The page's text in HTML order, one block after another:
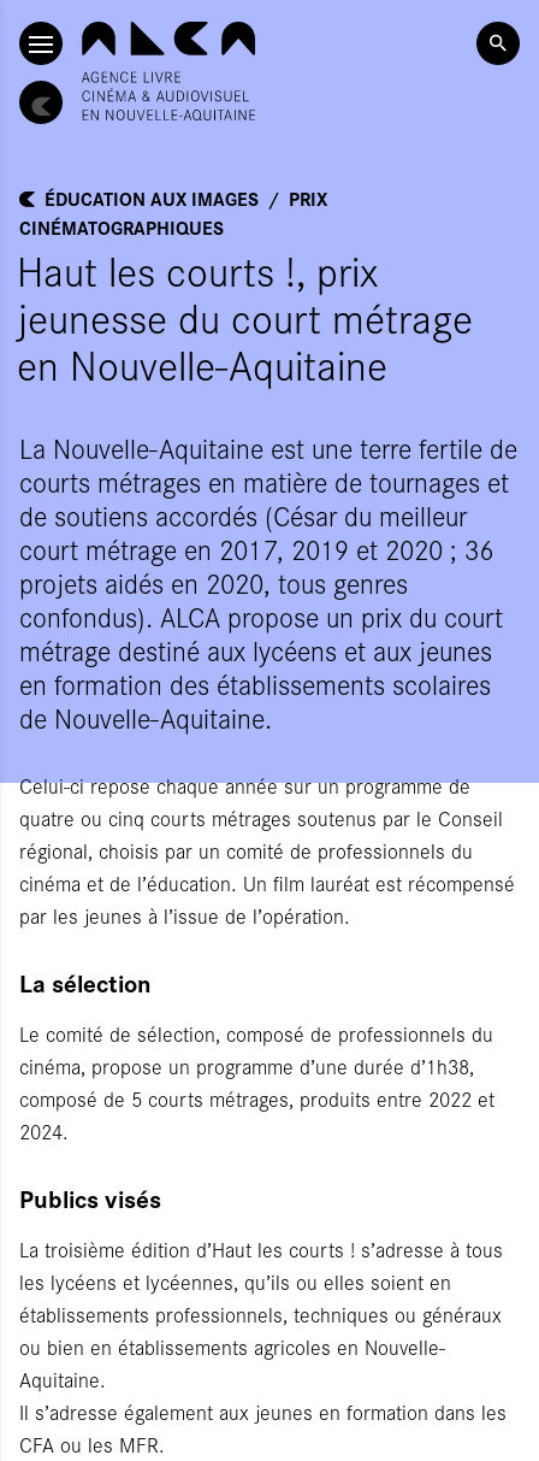
ALLER AU CONTENU PRINCIPAL
ÉDUCATION AUX IMAGES
PRIX
CINÉMATOGRAPHIQUES
Haut les courts !, prix
jeunesse du court métrage
en Nouvelle-Aquitaine
La Nouvelle-Aquitaine est une terre fertile de
courts métrages en matière de tournages et
de soutiens accordés (César du meilleur
court métrage en 2017, 2019 et 2020 ; 36
projets aidés en 2020, tous genres
confondus). ALCA propose un prix du court
métrage destiné aux lycéens et aux jeunes
en formation des établissements scolaires
de Nouvelle-Aquitaine.
Celui-ci repose chaque année sur un programme de
quatre ou cinq courts métrages soutenus par le Conseil
régional, choisis par un comité de professionnels du
cinéma et de l’éducation. Un film lauréat est récompensé
par les jeunes à l’issue de l’opération.
La sélection
Le comité de sélection, composé de professionnels du
cinéma, propose un programme d’une durée d’1h38,
composé de 5 courts métrages, produits entre 2022 et
2024.
Publics visés
La troisième édition d’Haut les courts ! s’adresse à tous
les lycéens et lycéennes, qu’ils ou elles soient en
établissements professionnels, techniques ou généraux
ou bien en établissements agricoles en Nouvelle-
Aquitaine.
Il s’adresse également aux jeunes en formation dans les
CFA ou les MFR.